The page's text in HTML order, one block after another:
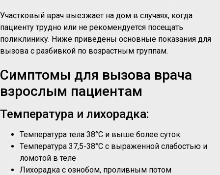
Участковый врач выезжает на дом в случаях, когда
пациенту трудно или не рекомендуется посещать
поликлинику. Ниже приведены основные показания для
вызова с разбивкой по возрастным группам.
Симптомы для вызова врача
взрослым пациентам
Температура и лихорадка:
Температура тела 38°C и выше более суток
Температура 37,5-38°C с выраженной слабостью и
ломотой в теле
Лихорадка с ознобом, проливным потом